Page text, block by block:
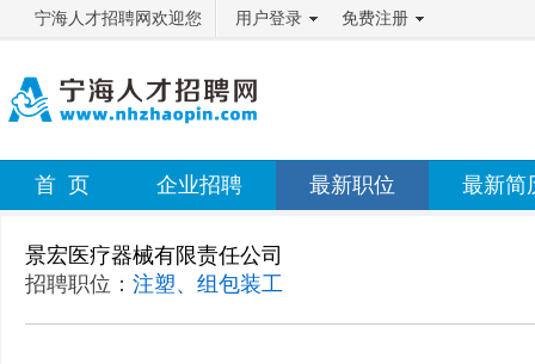
宁海人才招聘网欢迎您 用户登录 免费注册
首 页 企业招聘 最新职位 最新简
景宏医疗器械有限责任公司
招聘职位： 注塑、组包装工